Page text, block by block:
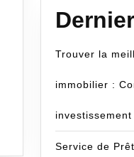
Trouver la
immobilier :
investissement
Service de